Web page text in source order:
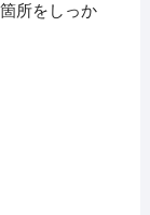
所をしっか